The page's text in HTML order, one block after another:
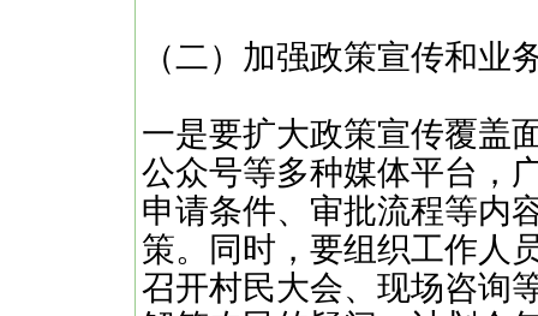
（二）加强政策宣传和业
一是要扩大政策宣传覆盖
公众号等多种媒体平台，
申请条件、审批流程等内
策。同时，要组织工作人
召开村民大会、现场咨询